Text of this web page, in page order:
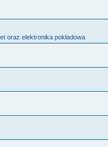
oraz elektronika pokładowa